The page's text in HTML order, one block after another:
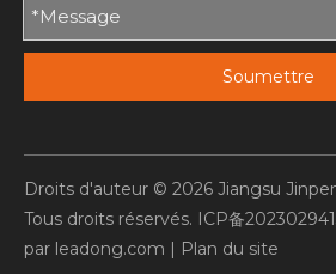
Soumettre
Droits d'auteur © 2026 Jiangsu
Tous droits réservés. ICP备
par leadong.com | Plan du site